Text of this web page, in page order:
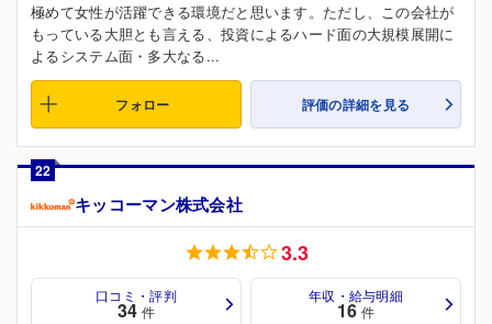
極めて女性が活躍できる環境だと思います。ただし、この会社が
もっている大胆とも言える、投資によるハード面の大規模展開に
よるシステム面・多大なる...
フォロー 評価の詳細を見る
22
キッコーマン株式会社
3.3
口コミ・評判
34 件
年収・給与明細
16 件